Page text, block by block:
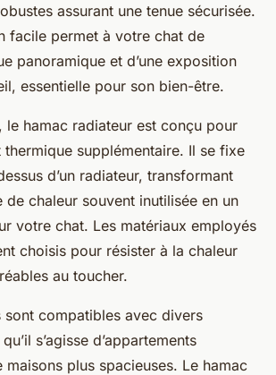
assurant une tenue sécurisée.
facile permet à votre chat de
panoramique et d’une exposition
essentielle pour son bien-être.
le hamac radiateur est conçu pour
supplémentaire. Il se fixe
d’un radiateur, transformant
de chaleur souvent inutilisée en un
votre chat. Les matériaux employés
choisis pour résister à la chaleur
au toucher.
sont compatibles avec divers
s’agisse d’appartements
plus spacieuses. Le hamac